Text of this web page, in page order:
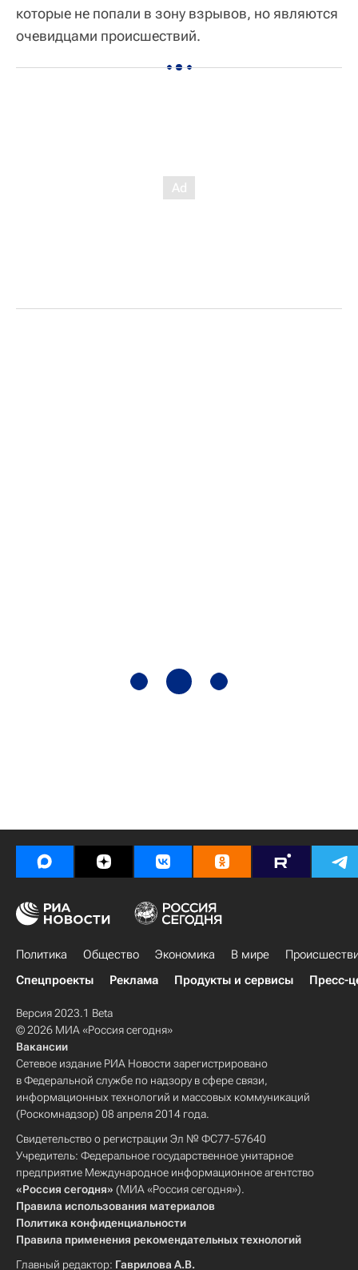
которые не попали в зону взрывов, но являются
очевидцами происшествий.
Политика Общество Экономика В мире
Спецпроекты
Реклама Продукты и сервисы Пресс-
Версия 2023.1 Beta
© 2026 МИА «Россия сегодня»
Вакансии
Сетевое издание РИА Новости зарегистрировано
в Федеральной службе по надзору в сфере связи,
информационных технологий и массовых коммуникаций
(Роскомнадзор) 08 апреля 2014 года.
Свидетельство о регистрации Эл № ФС77-57640
Учредитель: Федеральное государственное унитарное
предприятие Международное информационное агентство
«Россия сегодня» (МИА «Россия сегодня»).
Правила использования материалов
Политика конфиденциальности
Правила применения рекомендательных технологий
Главный редактор: Гаврилова А.В.